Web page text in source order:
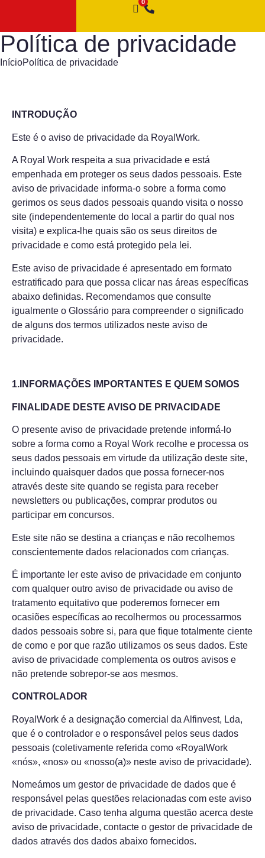
Política de privacidade
InícioPolítica de privacidade
INTRODUÇÃO
Este é o aviso de privacidade da RoyalWork.
A Royal Work respeita a sua privacidade e está
empenhada em proteger os seus dados pessoais. Este
aviso de privacidade informa-o sobre a forma como
gerimos os seus dados pessoais quando visita o nosso
site (independentemente do local a partir do qual nos
visita) e explica-lhe quais são os seus direitos de
privacidade e como está protegido pela lei.
Este aviso de privacidade é apresentado em formato
estratificado para que possa clicar nas áreas específicas
abaixo definidas. Recomendamos que consulte
igualmente o Glossário para compreender o significado
de alguns dos termos utilizados neste aviso de
privacidade.
1.INFORMAÇÕES IMPORTANTES E QUEM SOMOS
FINALIDADE DESTE AVISO DE PRIVACIDADE
O presente aviso de privacidade pretende informá-lo
sobre a forma como a Royal Work recolhe e processa os
seus dados pessoais em virtude da utilização deste site,
incluindo quaisquer dados que possa fornecer-nos
através deste site quando se regista para receber
newsletters ou publicações, comprar produtos ou
participar em concursos.
Este site não se destina a crianças e não recolhemos
conscientemente dados relacionados com crianças.
É importante ler este aviso de privacidade em conjunto
com qualquer outro aviso de privacidade ou aviso de
tratamento equitativo que poderemos fornecer em
ocasiões específicas ao recolhermos ou processarmos
dados pessoais sobre si, para que fique totalmente ciente
de como e por que razão utilizamos os seus dados. Este
aviso de privacidade complementa os outros avisos e
não pretende sobrepor-se aos mesmos.
CONTROLADOR
RoyalWork é a designação comercial da Alfinvest, Lda,
que é o controlador e o responsável pelos seus dados
pessoais (coletivamente referida como «RoyalWork
«nós», «nos» ou «nosso(a)» neste aviso de privacidade).
Nomeámos um gestor de privacidade de dados que é
responsável pelas questões relacionadas com este aviso
de privacidade. Caso tenha alguma questão acerca deste
aviso de privacidade, contacte o gestor de privacidade de
dados através dos dados abaixo fornecidos.